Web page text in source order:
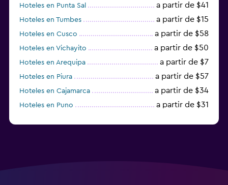
Hoteles en Punta Sal a partir de $41
Hoteles en Tumbes a partir de $15
Hoteles en Cusco a partir de $58
Hoteles en Vichayito a partir de $50
Hoteles en Arequipa a partir de $7
Hoteles en Piura a partir de $57
Hoteles en Cajamarca a partir de $34
Hoteles en Puno a partir de $31